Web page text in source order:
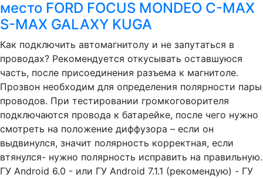
место FORD FOCUS MONDEO C-MAX
S-MAX GALAXY KUGA
Как подключить автомагнитолу и не запутаться в
проводах? Рекомендуется откусывать оставшуюся
часть, после присоединения разъема к магнитоле.
Прозвон необходим для определения полярности пары
проводов. При тестировании громкоговорителя
подключаются провода к батарейке, после чего нужно
смотреть на положение диффузора – если он
выдвинулся, значит полярность корректная, если
втянулся- нужно полярность исправить на правильную.
ГУ Android 6.0 - или ГУ Android 7.1.1 (рекомендую) - ГУ